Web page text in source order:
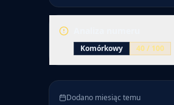
Komórkowy 40/ 100
Dodano miesiąc temu